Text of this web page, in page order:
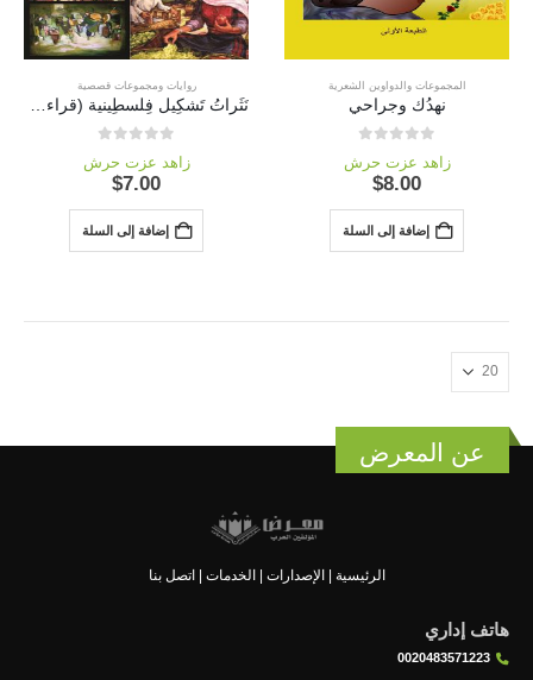
المجموعات والدواوين الشعرية
نهدُك وجراحي
زاهد عزت حرش
$8.00
إضافة إلى السلة
روايات ومجموعات قصصية
زاهد عزت حرش
$7.00
إضافة إلى السلة
عن المعرض
الرئيسية الإصدارات الخدمات اتصل بنا
هاتف إداري
0020483571223